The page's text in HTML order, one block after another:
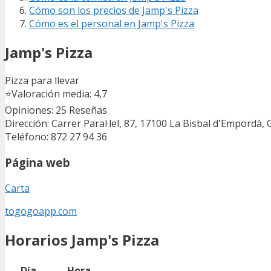
Cómo son los precios de Jamp's Pizza
Cómo es el personal en Jamp's Pizza
Jamp's Pizza
Pizza para llevar
⭐Valoración media: 4,7
Opiniones: 25 Reseñas
Dirección: Carrer Paral·lel, 87, 17100 La Bisbal d'Empordà,
Teléfono: 872 27 94 36
Página web
Carta
togogoapp.com
Horarios Jamp's Pizza